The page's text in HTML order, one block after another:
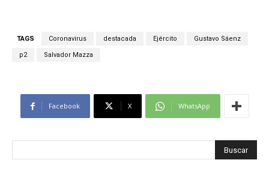
TAGS Coronavirus destacada Ejército Gustavo Sáenz
p2 Salvador Mazza
Facebook X WhatsApp